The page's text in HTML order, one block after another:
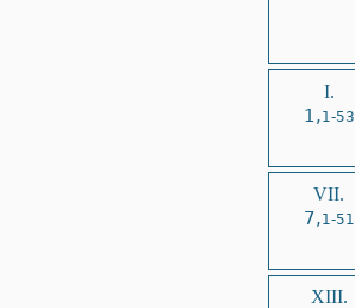
I.
1,1-53
VII.
7,1-51
XIII.